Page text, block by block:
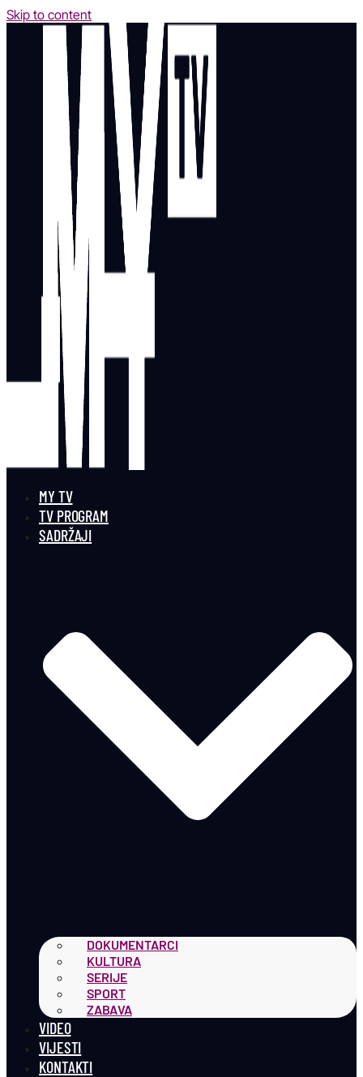
Skip to content
MY TV
TV PROGRAM
SADRŽAJI
DOKUMENTARCI
KULTURA
SERIJE
SPORT
ZABAVA
VIDEO
VIJESTI
KONTAKTI